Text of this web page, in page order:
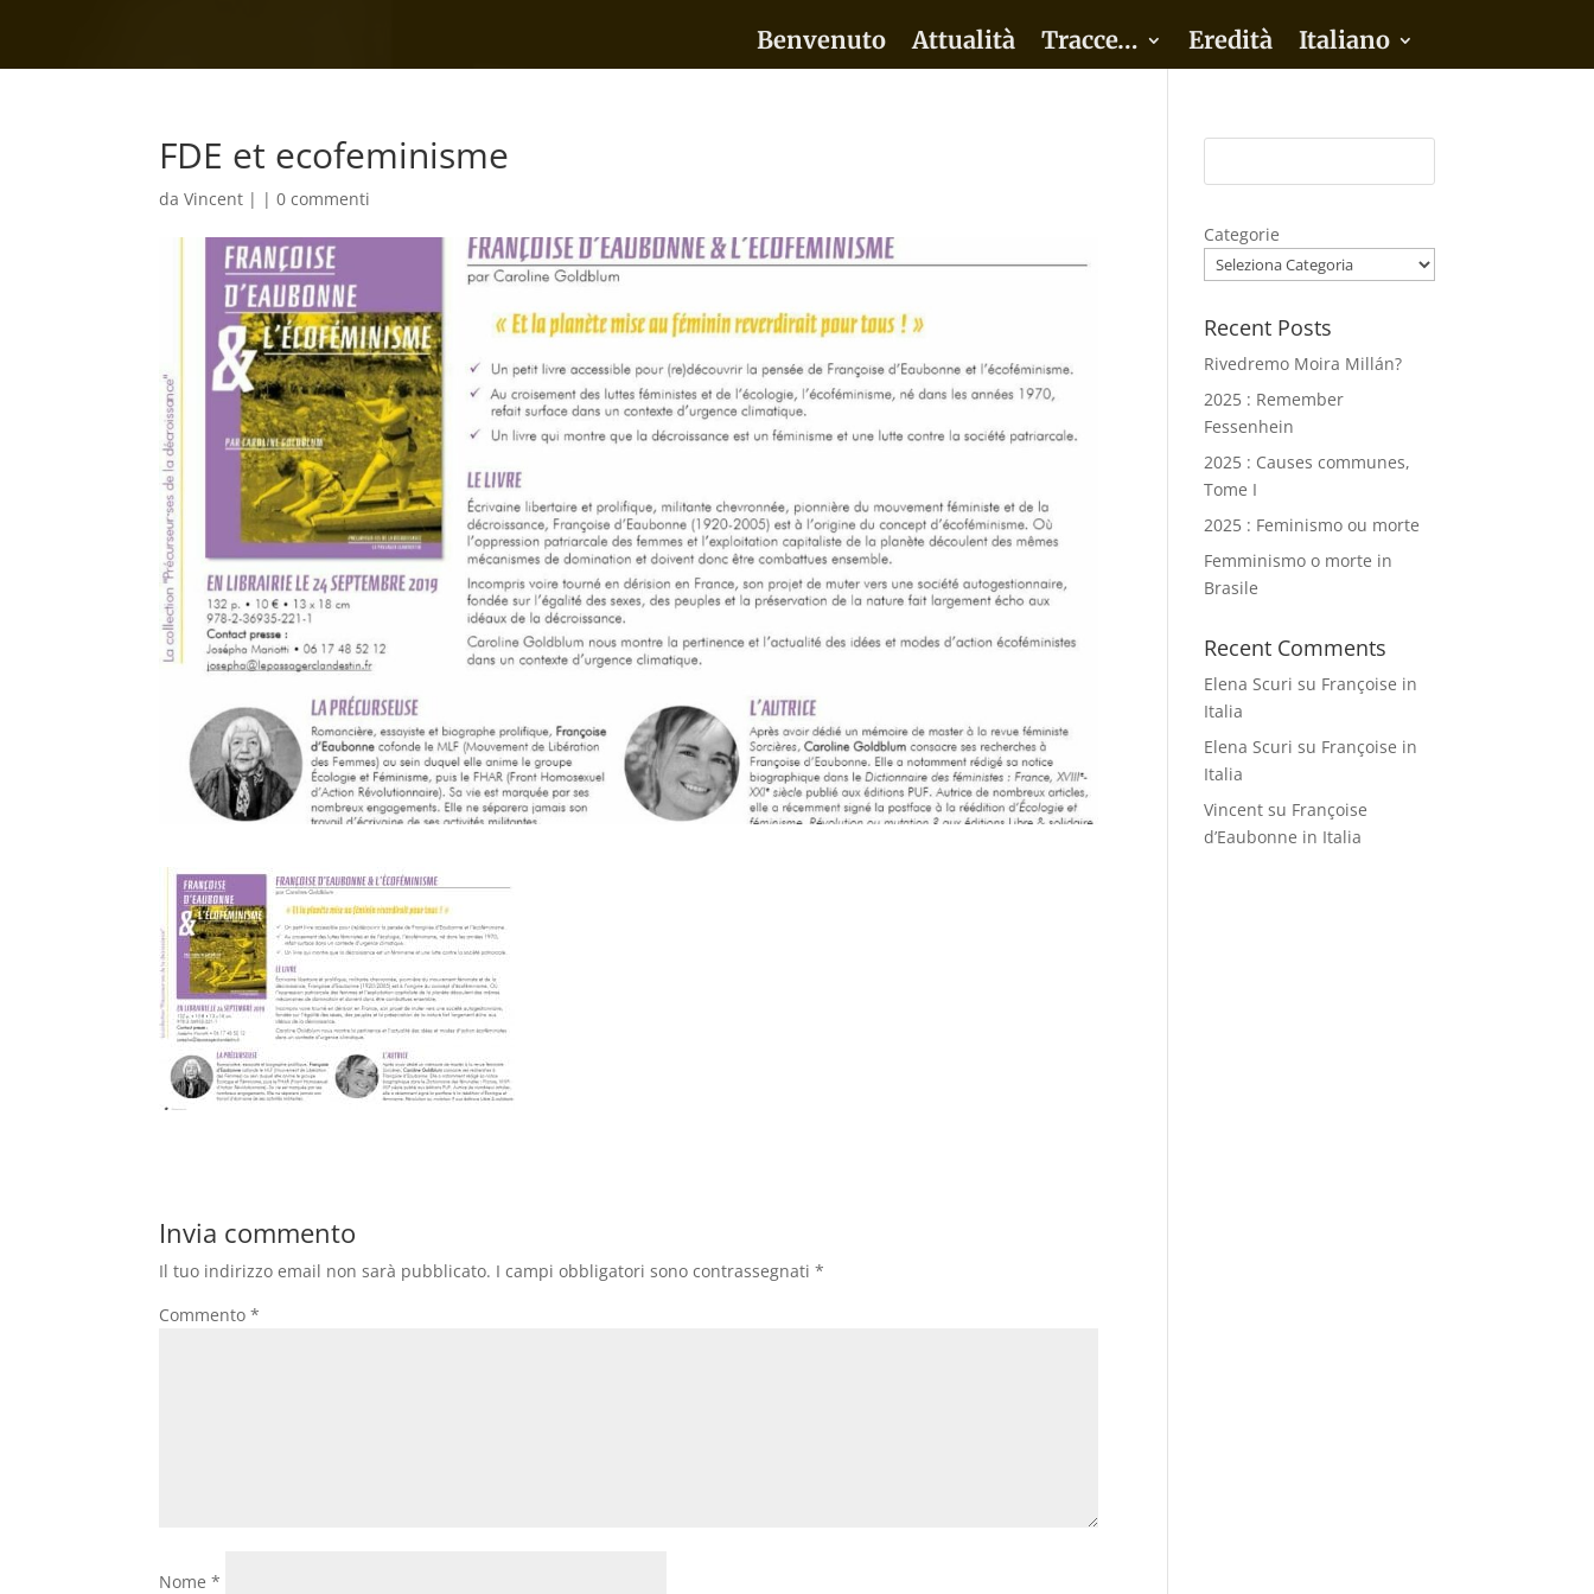
Benvenuto Attualità Tracce… Eredità Italiano
FDE et ecofeminisme
daVincent | |0 commenti
Invia commento
Il tuo indirizzo email non sarà pubblicato. I campi obbligatori sono contrassegnati*
Commento*
Nome*
Categorie
Recent Posts
Rivedremo Moira Millán?
2025 : Remember
Fessenhein
2025 : Causes communes,
Tome I
2025 : Feminismo ou morte
Femminismo o morte in
Brasile
Recent Comments
Elena Scuri su Françoise in
Italia
Elena Scuri su Françoise in
Italia
Vincent su Françoise
d’Eaubonne in Italia